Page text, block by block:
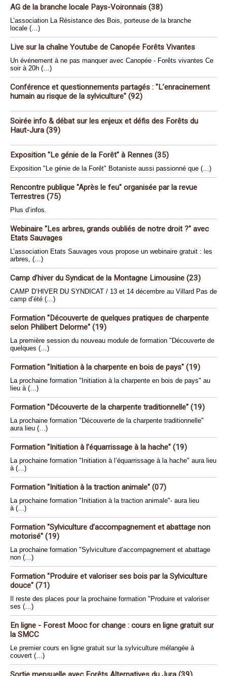
AG de la branche locale Pays-Voironnais (38)
L’association La Résistance des Bois, porteuse de la branche
locale (…)
Live sur la chaîne Youtube de Canopée Forêts Vivantes
Un événement à ne pas manquer avec Canopée - Forêts vivantes Ce
soir à 20h (…)
Conférence et questionnements partagés : "L’enracinement
humain au risque de la sylviculture" (92)
Soirée info & débat sur les enjeux et défis des Forêts du
Haut-Jura (39)
Exposition "Le génie de la Forêt" à Rennes (35)
Exposition "Le génie de la Forêt" Botaniste aussi passionné que (…)
Rencontre publique "Après le feu" organisée par la revue
Terrestres (75)
Plus d’infos.
Webinaire "Les arbres, grands oubliés de notre droit ?" avec
Etats Sauvages
L’association Etats Sauvages vous propose un webinaire gratuit : les
arbres, (…)
Camp d’hiver du Syndicat de la Montagne Limousine (23)
CAMP D’HIVER DU SYNDICAT / 13 et 14 décembre au Villard Pas de
camp d’été (…)
Formation "Découverte de quelques pratiques de charpente
selon Philibert Delorme" (19)
La première session du nouveau module de formation "Découverte de
quelques (…)
Formation "Initiation à la charpente en bois de pays" (19)
La prochaine formation "Initiation à la charpente en bois de pays" au
lieu à (…)
Formation "Découverte de la charpente traditionnelle" (19)
La prochaine formation "Découverte de la charpente traditionnelle"
aura lieu (…)
Formation "Initiation à l’équarrissage à la hache" (19)
La prochaine formation "Initiation à l’équarrissage à la hache" aura lieu
à (…)
Formation "Initiation à la traction animale" (07)
La prochaine formation "Initiation à la traction animale"- aura lieu
à (…)
Formation "Sylviculture d’accompagnement et abattage non
motorisé" (19)
La prochaine formation "Sylviculture d’accompagnement et abattage
non (…)
Formation "Produire et valoriser ses bois par la Sylviculture
douce" (71)
Il reste des places pour la prochaine formation "Produire et valoriser
ses (…)
En ligne - Forest Mooc for change : cours en ligne gratuit sur
la SMCC
Le premier cours en ligne gratuit sur la sylviculture mélangée à
couvert (…)